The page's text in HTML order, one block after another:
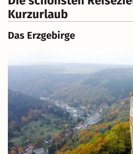
Kurzurlaub
Das Erzgebirge